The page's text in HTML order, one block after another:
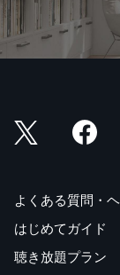
よくある質問・
はじめてガイド
聴き放題プラン